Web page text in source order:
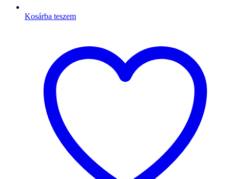
Kosárba teszem